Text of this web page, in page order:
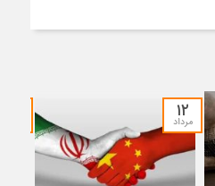
۱۲
مرداد